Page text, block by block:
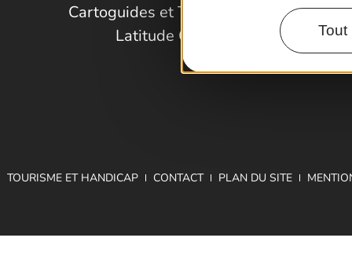
Tout
Cartoguides et Topoguides
Latitude Gard
TOURISME ET HANDICAP CONTACT PLAN DU SITE